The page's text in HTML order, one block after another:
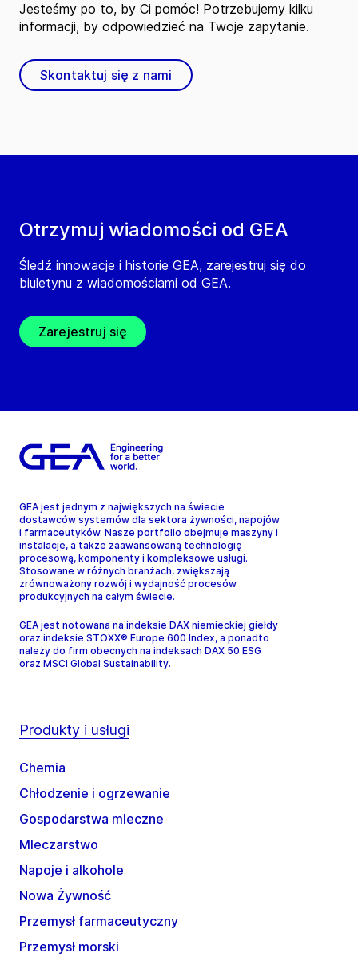
Otrzymuj wiadomości od GEA
Śledź innowacje i historie GEA, zarejestruj się do
biuletynu z wiadomościami od GEA.
Zarejestruj się
Jesteśmy po to, by Ci pomóc! Potrzebujemy kilku
informacji, by odpowiedzieć na Twoje zapytanie.
Skontaktuj się z nami
GEA jest jednym z największych na świecie
dostawców systemów dla sektora żywności, napojów
i farmaceutyków. Nasze portfolio obejmuje maszyny i
instalacje, a także zaawansowaną technologię
procesową, komponenty i kompleksowe usługi.
Stosowane w różnych branżach, zwiększają
zrównoważony rozwój i wydajność procesów
produkcyjnych na całym świecie.
GEA jest notowana na indeksie DAX niemieckiej giełdy
oraz indeksie STOXX® Europe 600 Index, a ponadto
należy do firm obecnych na indeksach DAX 50 ESG
oraz MSCI Global Sustainability.
Produkty i usługi
Chemia
Chłodzenie i ogrzewanie
Gospodarstwa mleczne
Mleczarstwo
Napoje i alkohole
Nowa Żywność
Przemysł farmaceutyczny
Przemysł morski